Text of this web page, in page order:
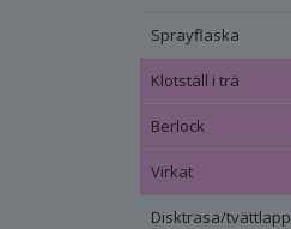
Sprayflaska
Klotställ i trä
Berlock
Virkat
Disktrasa/tvättlapp